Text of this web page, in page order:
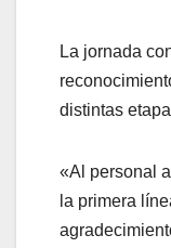
La jornada
distintas
«Al personal
la primera